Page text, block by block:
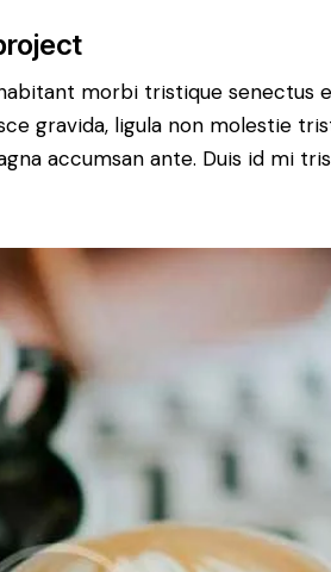
morbi tristique senectus
gravida, ligula non molestie
accumsan ante. Duis id mi